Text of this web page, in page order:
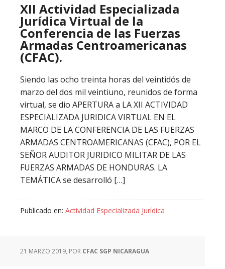
XII Actividad Especializada
Jurídica Virtual de la
Conferencia de las Fuerzas
Armadas Centroamericanas
(CFAC).
Siendo las ocho treinta horas del veintidós de
marzo del dos mil veintiuno, reunidos de forma
virtual, se dio APERTURA a LA XII ACTIVIDAD
ESPECIALIZADA JURIDICA VIRTUAL EN EL
MARCO DE LA CONFERENCIA DE LAS FUERZAS
ARMADAS CENTROAMERICANAS (CFAC), POR EL
SEÑOR AUDITOR JURIDICO MILITAR DE LAS
FUERZAS ARMADAS DE HONDURAS. LA
TEMÁTICA se desarrolló […]
Publicado en: Actividad Especializada Jurídica
21 MARZO 2019, POR CFAC SGP NICARAGUA